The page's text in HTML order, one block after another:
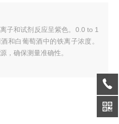
子和试剂反应呈紫色。0.0 to 1
和白葡萄酒中的铁离子浓度。
，确保测量准确性。